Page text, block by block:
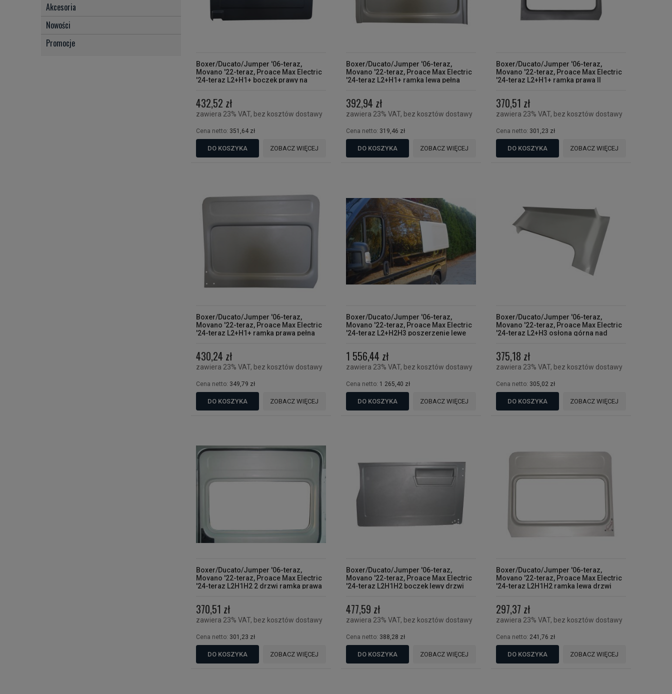
Akcesoria
Nowości
Promocje
Boxer/Ducato/Jumper '06-teraz,
Movano '22-teraz, Proace Max Electric
'24-teraz L2+H1+ boczek prawy na
432,52 zł
zawiera 23% VAT, bez kosztów dostawy
Cena netto: 351,64 zł
DO KOSZYKA ZOBACZ WIĘCEJ
Boxer/Ducato/Jumper '06-teraz,
Movano '22-teraz, Proace Max Electric
'24-teraz L2+H1+ ramka lewa pełna
392,94 zł
zawiera 23% VAT, bez kosztów dostawy
Cena netto: 319,46 zł
DO KOSZYKA ZOBACZ WIĘCEJ
Boxer/Ducato/Jumper '06-teraz,
Movano '22-teraz, Proace Max Electric
'24-teraz L2+H1+ ramka prawa II
370,51 zł
zawiera 23% VAT, bez kosztów dostawy
Cena netto: 301,23 zł
DO KOSZYKA ZOBACZ WIĘCEJ
Boxer/Ducato/Jumper '06-teraz,
Movano '22-teraz, Proace Max Electric
'24-teraz L2+H1+ ramka prawa pełna
430,24 zł
zawiera 23% VAT, bez kosztów dostawy
Cena netto: 349,79 zł
DO KOSZYKA ZOBACZ WIĘCEJ
Boxer/Ducato/Jumper '06-teraz,
Movano '22-teraz, Proace Max Electric
'24-teraz L2+H2H3 poszerzenie lewe
1 556,44 zł
zawiera 23% VAT, bez kosztów dostawy
Cena netto: 1 265,40 zł
DO KOSZYKA ZOBACZ WIĘCEJ
Boxer/Ducato/Jumper '06-teraz,
Movano '22-teraz, Proace Max Electric
'24-teraz L2+H3 osłona górna nad
375,18 zł
zawiera 23% VAT, bez kosztów dostawy
Cena netto: 305,02 zł
DO KOSZYKA ZOBACZ WIĘCEJ
Boxer/Ducato/Jumper '06-teraz,
Movano '22-teraz, Proace Max Electric
'24-teraz L2H1H2 2 drzwi ramka prawa
370,51 zł
zawiera 23% VAT, bez kosztów dostawy
Cena netto: 301,23 zł
DO KOSZYKA ZOBACZ WIĘCEJ
Boxer/Ducato/Jumper '06-teraz,
Movano '22-teraz, Proace Max Electric
'24-teraz L2H1H2 boczek lewy drzwi
477,59 zł
zawiera 23% VAT, bez kosztów dostawy
Cena netto: 388,28 zł
DO KOSZYKA ZOBACZ WIĘCEJ
Boxer/Ducato/Jumper '06-teraz,
Movano '22-teraz, Proace Max Electric
'24-teraz L2H1H2 ramka lewa drzwi
297,37 zł
zawiera 23% VAT, bez kosztów dostawy
Cena netto: 241,76 zł
DO KOSZYKA ZOBACZ WIĘCEJ